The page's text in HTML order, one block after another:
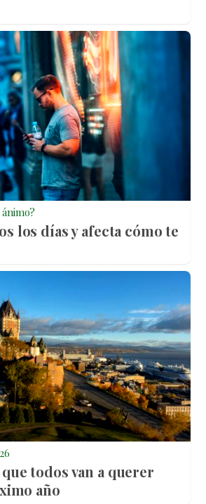
los días y afecta cómo te
todos van a querer
año